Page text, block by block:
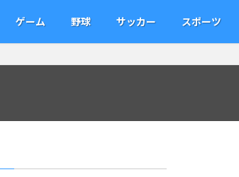
ゲーム 野球 サッカー スポーツ